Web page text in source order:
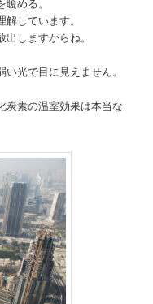
しています。
しますからね。
光で目に見えません。
炭素の温室効果は本当な